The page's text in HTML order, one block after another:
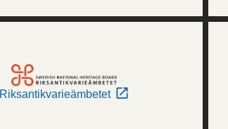
Riksantikvarieämbetet